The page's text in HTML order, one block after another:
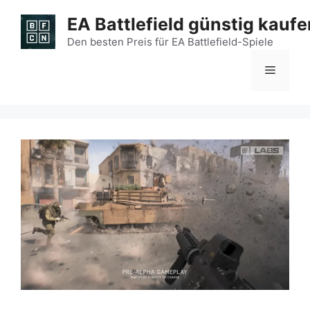
Inhalt
springen
EA Battlefield günstig
Den besten Preis für EA Battlefield-Spiele
Menü